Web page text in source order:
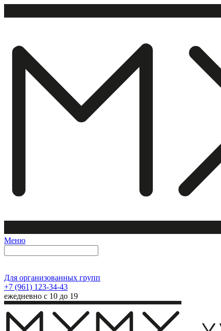
Меню
Для организованных групп
+7 (961) 123-34-43
ежедневно с 10 до 19